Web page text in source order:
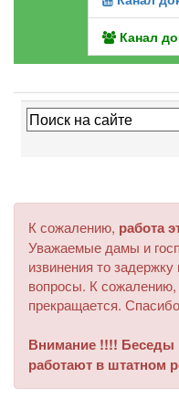
Канал
К сожалению, работа
Уважаемые дамы и
извинения то
вопросы. К
прекращается.
Внимание !!!! Беседы
работают в штатном